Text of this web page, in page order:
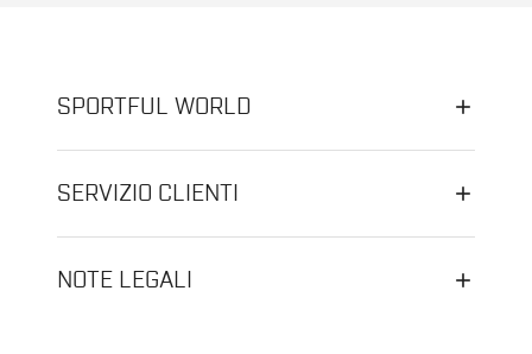
SPORTFUL WORLD
SERVIZIO CLIENTI
NOTE LEGALI